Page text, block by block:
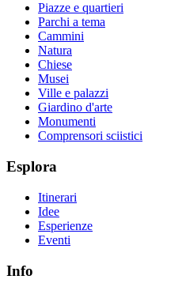
Piazze e quartieri
Parchi a tema
Cammini
Natura
Chiese
Musei
Ville e palazzi
Giardino d'arte
Monumenti
Comprensori sciistici
Esplora
Itinerari
Idee
Esperienze
Eventi
Info